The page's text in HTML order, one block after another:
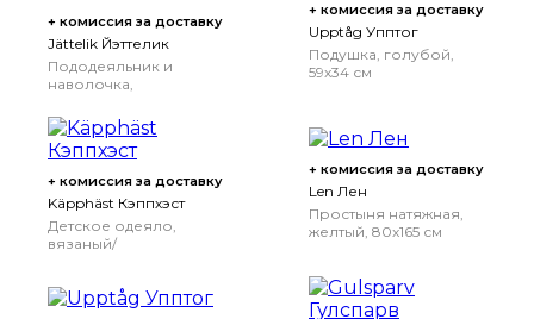
+ комиссия за доставку
Jättelik Йэттелик
Пододеяльник и
наволочка,
150x200/50x70 см
+ комиссия за доставку
Upptåg Упптог
Подушка, голубой,
59x34 см
+ комиссия за доставку
Käpphäst Кэппхэст
Детское одеяло,
вязаный/
+ комиссия за доставку
Len Лен
Простыня натяжная,
желтый, 80x165 см